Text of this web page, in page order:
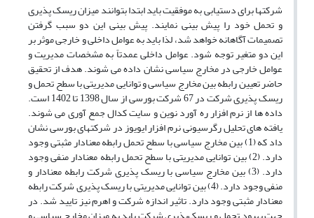
شرکتها برای دستیابی به موفقیت باید ابتدا بتوانند میزان ریسک پذیری
و تحمل خود را پیش بینی نمایند. پیش بینی این دو سبب گرفتن
تصمیمات آگاهانه خواهد شد، لذا باید به عوامل داخلی و خارجی موثر بر
این دو متغیر توجه شود. عوامل داخلی عمدتاً به مشخصات مدیریت و
عوامل خارجی در مخارج سیاسی نشان داده می شوند. هدف از تحقیق
حاضر تعیین رابطه بین مخارج سیاسی و توانایی مدیریتی با سطح تحمل و
ریسک پذیری شرکت در 67 شرکت بورسی از سال 1398 تا 1402 است.
داده ها از نرم افزار ره آورد نوین و سایت کدال جمع آوری می شوند.
یافته های تحلیل رگرسیونی نرم افزار ایویوز در شرکتهای بورسی نشان
داد که (1) بین مخارج سیاسی با سطح تحمل رابطه معنادار مثبتی وجود
دارد. (2) بین توانایی مدیریتی با سطح تحمل رابطه معنادار منفی وجود
دارد. (3) بین مخارج سیاسی با ریسک پذیری شرکت رابطه معنادار و
منفی وجود دارد. (4) بین توانایی مدیریتی با ریسک پذیری شرکت رابطه
معنادار مثبتی وجود دارد. تاثیر اندازه شرکت و اهرم نیز تایید شد. در